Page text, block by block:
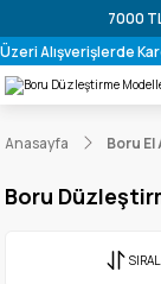
7000
Alışverişlerde
Anasayfa Boru
Boru